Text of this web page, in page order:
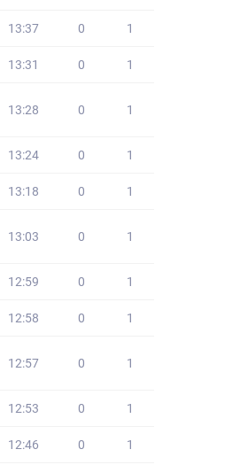
13:37 0 1
13:31 0 1
13:28 0 1
13:24 0 1
13:18 0 1
13:03 0 1
12:59 0 1
12:58 0 1
12:57 0 1
12:53 0 1
12:46 0 1